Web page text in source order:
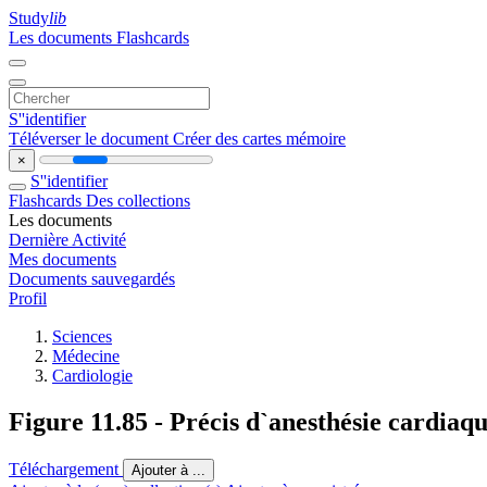
Studylib
Les documents Flashcards
S''identifier
Téléverser le document Créer des cartes mémoire
×
S''identifier
Flashcards Des collections
Les documents
Dernière Activité
Mes documents
Documents sauvegardés
Profil
Sciences
Médecine
Cardiologie
Figure 11.85 - Précis d`anesthésie
Téléchargement Ajouter à ...